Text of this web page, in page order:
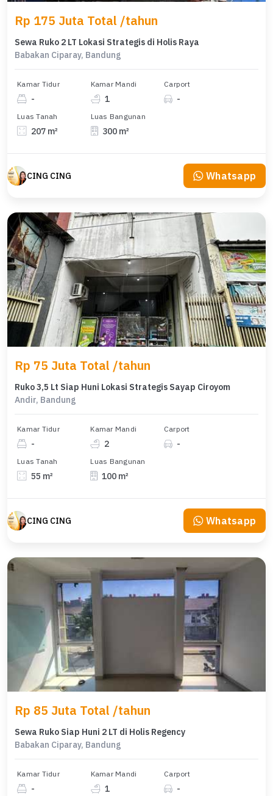
Rp 175 Juta Total /tahun
Sewa Ruko 2 LT Lokasi Strategis di Holis Raya
Babakan Ciparay, Bandung
Kamar Tidur
-
Kamar Mandi
1
Carport
-
Luas Tanah
207 m²
Luas Bangunan
300 m²
CING CING Whatsapp
Rp 75 Juta Total /tahun
Ruko 3,5 Lt Siap Huni Lokasi Strategis Sayap Ciroyom
Andir, Bandung
Kamar Tidur
-
Kamar Mandi
2
Carport
-
Luas Tanah
55 m²
Luas Bangunan
100 m²
CING CING Whatsapp
Rp 85 Juta Total /tahun
Sewa Ruko Siap Huni 2 LT di Holis Regency
Babakan Ciparay, Bandung
Kamar Tidur
-
Kamar Mandi
1
Carport
-